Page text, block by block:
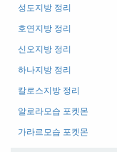
성도지방 정리
호연지방 정리
신오지방 정리
하나지방 정리
칼로스지방 정리
알로라모습 포켓몬
가라르모습 포켓몬